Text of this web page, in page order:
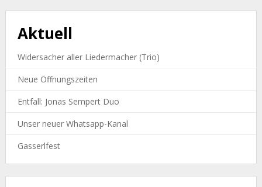
Aktuell
Widersacher aller Liedermacher (Trio)
Neue Öffnungszeiten
Entfall: Jonas Sempert Duo
Unser neuer Whatsapp-Kanal
Gasserlfest